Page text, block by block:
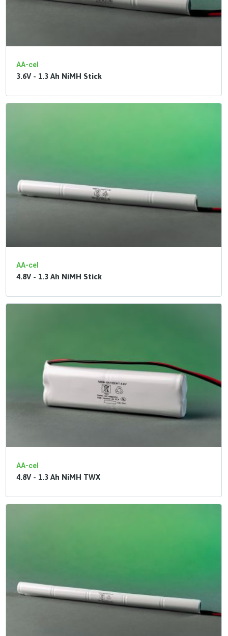
AA-cel
3.6V - 1.3 Ah NiMH Stick
AA-cel
4.8V - 1.3 Ah NiMH Stick
AA-cel
4.8V - 1.3 Ah NiMH TWX